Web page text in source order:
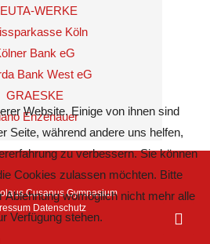
WERKE
Köln
Bank eG
Bank West eG
GRAESKE
Enzenauer
Cusanus Gymnasium
Datenschutz
Website. Einige von ihnen sind
Seite, während andere uns helfen,
zu verbessern. Sie können
Cookies zulassen möchten. Bitte
Ablehnung womöglich nicht mehr alle
Verfügung stehen.